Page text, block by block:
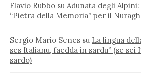
Flavio Rubbo su Adunata degli Alpini:
“Pietra della Memoria” per il
Sergio Mario Senes su La lingua
ses Italianu, faedda in sardu” (se sei
sardo)